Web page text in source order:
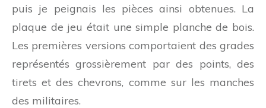
puis je peignais les pièces ainsi obtenues. La
plaque de jeu était une simple planche de bois.
Les premières versions comportaient des grades
représentés grossièrement par des points, des
tirets et des chevrons, comme sur les manches
des militaires.